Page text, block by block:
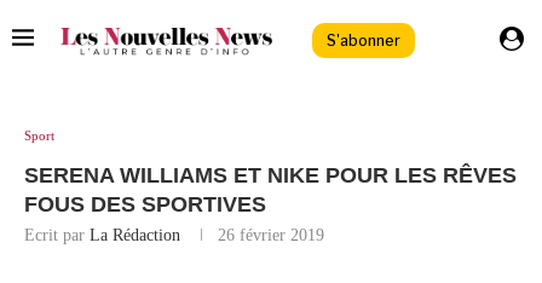
S'abonner
Sport
SERENA WILLIAMS ET NIKE POUR LES RÊVES
FOUS DES SPORTIVES
Ecrit par La Rédaction 26 février 2019